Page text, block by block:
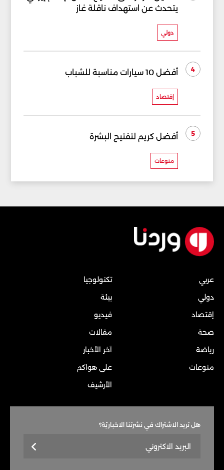
يتحدث عن استهداف ناقلة غاز
دولي
4 أفضل 10 سيارات مناسبة للشباب
إقتصاد
5 أفضل كريم لتفتيح البشرة
منوعات
عربي
دولي
إقتصاد
صحة
رياضة
منوعات
تكنولوجيا
بيئة
فيديو
مقالات
آخر الأخبار
على هواكم
الأرشيف
هل تريد الاشتراك في نشرتنا الاخباريّة؟